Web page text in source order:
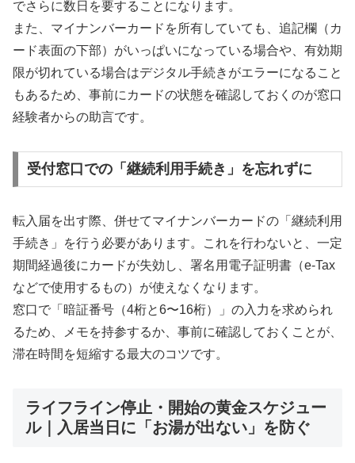
でさらに数日を要することになります。
また、マイナンバーカードを所有していても、追記欄（カ
ード表面の下部）がいっぱいになっている場合や、有効期
限が切れている場合はデジタル手続きがエラーになること
もあるため、事前にカードの状態を確認しておくのが窓口
経験者からの助言です。
受付窓口での「継続利用手続き」を忘れずに
転入届を出す際、併せてマイナンバーカードの「継続利用
手続き」を行う必要があります。これを行わないと、一定
期間経過後にカードが失効し、署名用電子証明書（e-Tax
などで使用するもの）が使えなくなります。
窓口で「暗証番号（4桁と6〜16桁）」の入力を求められ
るため、メモを持参するか、事前に確認しておくことが、
滞在時間を短縮する最大のコツです。
ライフライン停止・開始の黄金スケジュー
ル｜入居当日に「お湯が出ない」を防ぐ